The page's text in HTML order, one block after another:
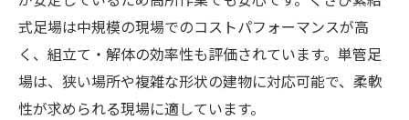
式足場は中規模の現場でのコストパフォーマンスが高
く、組立て・解体の効率性も評価されています。単管足
場は、狭い場所や複雑な形状の建物に対応可能で、柔軟
性が求められる現場に適しています。